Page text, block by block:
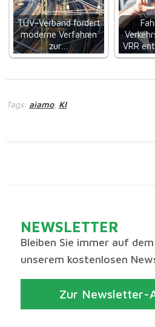
TÜV-Verband fordert
moderne Verfahren
zur…
VRR
Tags: aiamo, KI
NEWSLETTER
Bleiben Sie immer auf
unserem kostenlosen
Zur Newsletter-